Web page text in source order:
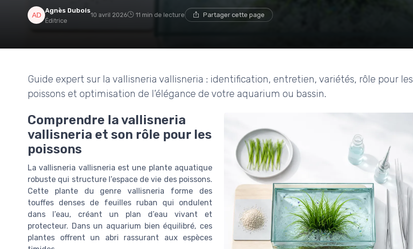
Agnès Dubois
Éditrice
10 avril 2026 11 min de lecture Partager cette page
Guide expert sur la vallisneria vallisneria : identification, entretien, variétés, rôle pour les
poissons et optimisation de l’élégance de votre aquarium ou bassin.
Comprendre la vallisneria
vallisneria et son rôle pour les
poissons
La vallisneria vallisneria est une plante aquatique
robuste qui structure l’espace de vie des poissons.
Cette plante du genre vallisneria forme des
touffes denses de feuilles ruban qui ondulent
dans l’eau, créant un plan d’eau vivant et
protecteur. Dans un aquarium bien équilibré, ces
plantes offrent un abri rassurant aux espèces